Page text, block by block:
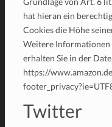
hat hieran ein
Cookies die Höhe
Weitere Informationen
erhalten Sie in der
https://
Twitter